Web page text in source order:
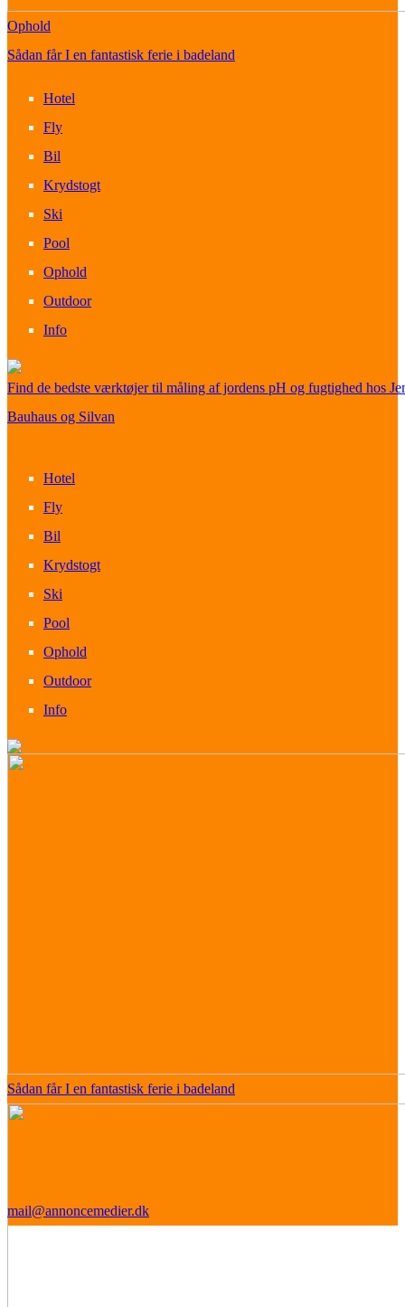
Ophold
Sådan får I en fantastisk ferie i badeland
Hotel
Fly
Bil
Krydstogt
Ski
Pool
Ophold
Outdoor
Info
Find de bedste værktøjer til måling af jordens pH og fugtighed hos
Bauhaus og Silvan
Hotel
Fly
Bil
Krydstogt
Ski
Pool
Ophold
Outdoor
Info
Sådan får I en fantastisk ferie i badeland
mail@annoncemedier.dk